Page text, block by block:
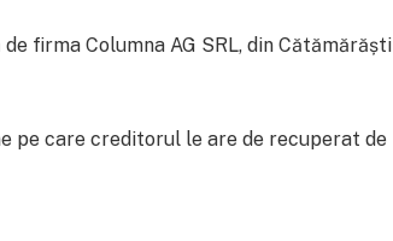
firma Columna AG SRL, din Cătămărăști
pe care creditorul le are de recuperat de